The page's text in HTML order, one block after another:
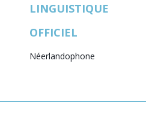
LINGUISTIQUE
OFFICIEL
Néerlandophone